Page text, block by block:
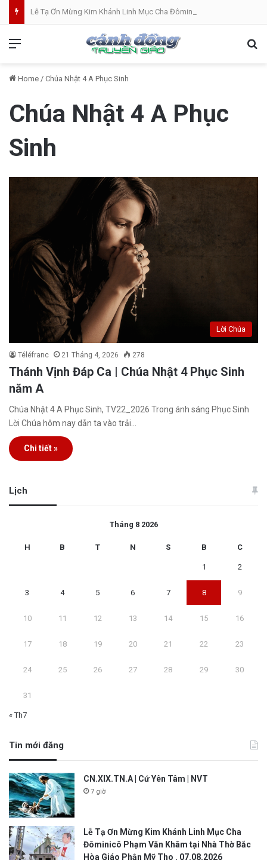
Home / Chúa Nhật 4 A Phục Sinh
Chúa Nhật 4 A Phục
Sinh
Lời Chúa
Téléfranc 21 Tháng 4, 2026 278
Thánh Vịnh Đáp Ca | Chúa Nhật 4 Phục Sinh
năm A
Chúa Nhật 4 A Phục Sinh, TV22_2026 Trong ánh sáng Phục Sinh
Lời Chúa hôm nay dẫn ta vào trải…
Chi tiết »
Lịch
Tháng 8 2026
H B T N S B C
1 2
3 4 5 6 7 8 9
10 11 12 13 14 15 16
17 18 19 20 21 22 23
24 25 26 27 28 29 30
31
« Th7
Tin mới đăng
CN.XIX.TN.A | Cứ Yên Tâm | NVT
7 giờ
Lễ Tạ Ơn Mừng Kim Khánh Linh Mục Cha
Đôminicô Phạm Văn Khâm tại Nhà Thờ Bắc
Hòa Giáo Phận Mỹ Tho . 07.08.2026